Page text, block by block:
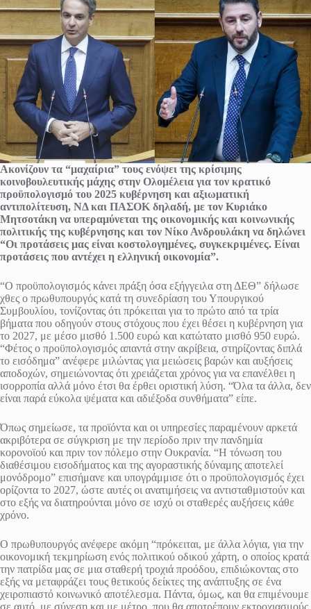
Ακονίζουν τα “μαχαίρια” τους ενόψει της κρίσιμης
κοινοβουλευτικής μάχης στην Ολομέλεια για τον κρατικό
προϋπολογισμό του 2025 κυβέρνηση και αξιωματική
αντιπολίτευση, ΝΔ και ΠΑΣΟΚ δηλαδή, με τον Κυριάκο
Μητσοτάκη να υπεραμύνεται της οικονομικής και κοινωνικής
πολιτικής της κυβέρνησης και τον Νίκο Ανδρουλάκη να δηλώνει
“Οι προτάσεις μας είναι κοστολογημένες, συγκεκριμένες. Είναι
προτάσεις που αντέχει η ελληνική οικονομία”.
“Ο προϋπολογισμός κάνει πράξη όσα εξήγγειλα στη ΔΕΘ” δήλωσε
χθες ο πρωθυπουργός κατά τη συνεδρίαση του Υπουργικού
Συμβουλίου, τονίζοντας ότι πρόκειται για το πρώτο από τα τρία
βήματα που οδηγούν στους στόχους που έχει θέσει η κυβέρνηση για
το 2027, με μέσο μισθό 1.500 ευρώ και κατώτατο μισθό 950 ευρώ.
“Φέτος ο προϋπολογισμός απαντά στην ακρίβεια, στηρίζοντας διπλά
το εισόδημα” ανέφερε μιλώντας για μειώσεις βαρών και αυξήσεις
αποδοχών, σημειώνοντας ότι χρειάζεται χρόνος για να επανέλθει η
ισορροπία αλλά μόνο έτσι θα έρθει οριστική λύση. “Όλα τα άλλα, δεν
είναι παρά εύκολα ψέματα και αδιέξοδα συνθήματα” είπε.
Όπως σημείωσε, τα προϊόντα και οι υπηρεσίες παραμένουν αρκετά
ακριβότερα σε σύγκριση με την περίοδο πριν την πανδημία
κορονοϊού και πριν τον πόλεμο στην Ουκρανία. “Η τόνωση του
διαθέσιμου εισοδήματος και της αγοραστικής δύναμης αποτελεί
μονόδρομο” επισήμανε και υπογράμμισε ότι ο προϋπολογισμός έχει
ορίζοντα το 2027, ώστε αυτές οι ανατιμήσεις να αντισταθμιστούν και
στο εξής να διατηρούνται μόνο σε ισχύ οι σταθερές αυξήσεις κάθε
χρόνο.
Ο πρωθυπουργός ανέφερε ακόμη “πρόκειται, με άλλα λόγια, για την
οικονομική τεκμηρίωση ενός πολιτικού οδικού χάρτη, ο οποίος κρατά
την πατρίδα μας σε μια σταθερή τροχιά προόδου, επιδιώκοντας στο
εξής να μεταφράζει τους θετικούς δείκτες της ανάπτυξης σε ένα
χειροπιαστό κοινωνικό αποτέλεσμα. Πάντα, όμως, και θα επιμένουμε